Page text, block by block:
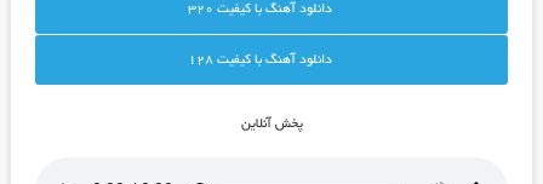
دانلود آهنگ با کيفيت 320
دانلود آهنگ با کيفيت 128
پخش آنلاين